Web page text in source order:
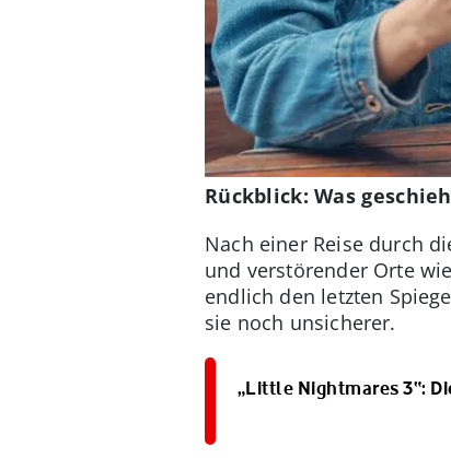
Rückblick: Was
Nach einer Reise durch
und verstörender Orte
endlich den letzten
sie noch unsicherer.
„Little Nightmares 3“: